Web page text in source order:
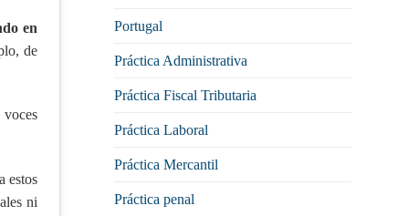
en
de
voces
estos
ni
Portugal
Práctica Administrativa
Práctica Fiscal Tributaria
Práctica Laboral
Práctica Mercantil
Práctica penal